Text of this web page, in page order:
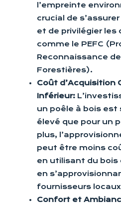
l’empreinte
crucial de
et de privilégier
comme le PEFC
Reconnaissance
Forestières).
Coût d’Acquisition
Inférieur:
un poêle à bois
élevé que pour un
plus,
peut être moins
en utilisant du bois
en
fournisseurs
Confort et